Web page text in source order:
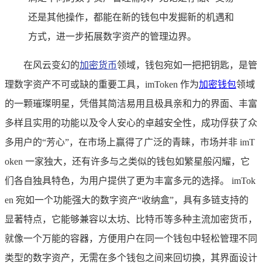
还是其他操作，都能在新的钱包中发掘新的机遇和
方式，进一步拓展数字资产的管理边界。
在风云变幻的加密货币领域，钱包宛如一把把钥匙，是管
理数字资产不可或缺的重要工具，imToken 作为加密钱包领域
的一颗璀璨明星，凭借其简洁易用且极具亲和力的界面、丰富
多样且实用的功能以及令人安心的卓越安全性，成功俘获了众
多用户的“芳心”，在市场上赢得了广泛的青睐，市场并非 imT
oken 一家独大，还有许多与之类似的钱包如繁星般闪耀，它
们各自独具特色，为用户提供了更为丰富多元的选择。 imTok
en 宛如一个功能强大的数字资产“收纳盒”，具有多链支持的
显著特点，它能够兼容以太坊、比特币等多种主流加密货币，
就像一个万能的容器，方便用户在同一个钱包中轻松管理不同
类型的数字资产，无需在多个钱包之间来回切换，其界面设计